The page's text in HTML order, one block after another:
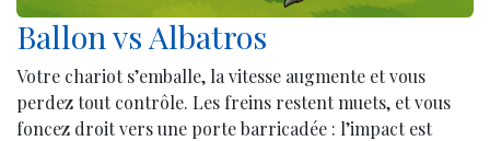
Ballon vs Albatros
Votre chariot s’emballe, la vitesse augmente et vous
perdez tout contrôle. Les freins restent muets, et vous
foncez droit vers une porte barricadée : l’impact est